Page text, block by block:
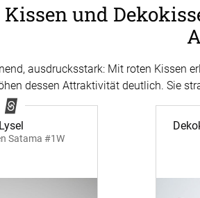
Kissen und
ausdrucksstark: Mit roten Kissen
dessen Attraktivität deutlich. Sie
Lysel
Satama #1W